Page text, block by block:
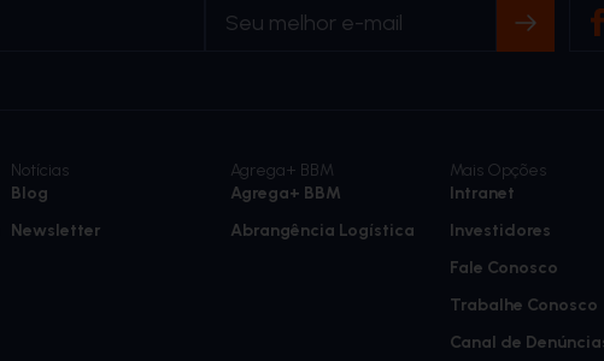
Notícias
Blog
Newsletter
Agrega+ BBM
Agrega+ BBM
Abrangência Logística
Mais Opções
Intranet
Investidores
Fale Conosco
Trabalhe Conosco
Canal de